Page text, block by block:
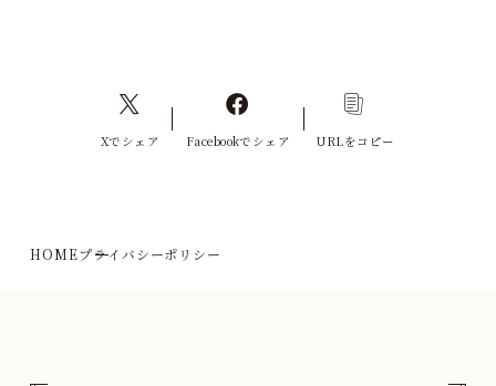
Xでシェア Facebookでシェア URLをコピー
HOMEプライバシーポリシー